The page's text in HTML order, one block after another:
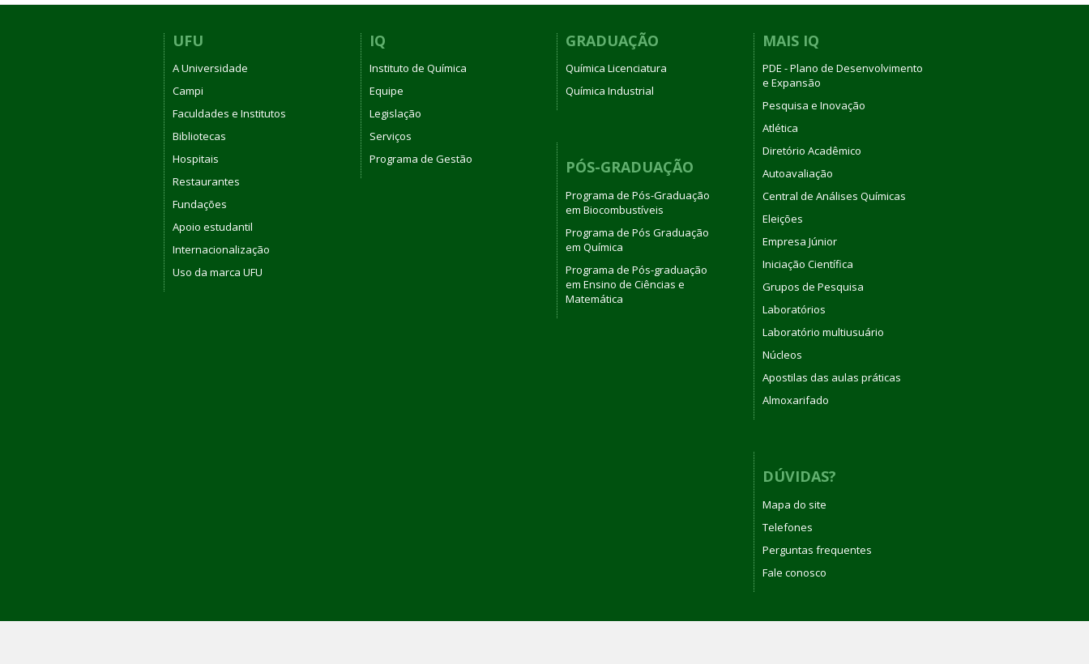
UFU
A Universidade
Campi
Faculdades e Institutos
Bibliotecas
Hospitais
Restaurantes
Fundações
Apoio estudantil
Internacionalização
Uso da marca UFU
IQ
Instituto de Química
Equipe
Legislação
Serviços
Programa de Gestão
GRADUAÇÃO
Química Licenciatura
Química Industrial
PÓS-GRADUAÇÃO
Programa de Pós-Graduação
em Biocombustíveis
Programa de Pós Graduação
em Química
Programa de Pós-graduação
em Ensino de Ciências e
Matemática
MAIS IQ
PDE - Plano de Desenvolvimento
e Expansão
Pesquisa e Inovação
Atlética
Diretório Acadêmico
Autoavaliação
Central de Análises Químicas
Eleições
Empresa Júnior
Iniciação Científica
Grupos de Pesquisa
Laboratórios
Laboratório multiusuário
Núcleos
Apostilas das aulas práticas
Almoxarifado
DÚVIDAS?
Mapa do site
Telefones
Perguntas frequentes
Fale conosco